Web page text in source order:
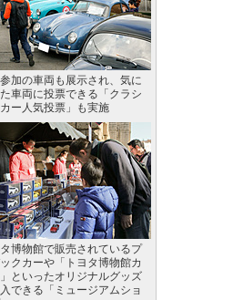
加の車両も展示され、気に
車両に投票できる「クラシ
ー人気投票」も実施
タ博物館で販売されているプ
クカーや「トヨタ博物館カ
といったオリジナルグッズ
できる「ミュージアムショ